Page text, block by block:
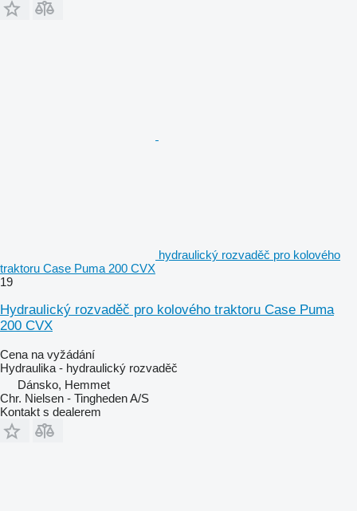
hydraulický rozvaděč pro kolového
traktoru Case Puma 200 CVX
19
Hydraulický rozvaděč pro kolového traktoru Case Puma
200 CVX
Cena na vyžádání
Hydraulika - hydraulický rozvaděč
Dánsko, Hemmet
Chr. Nielsen - Tingheden A/S
Kontakt s dealerem